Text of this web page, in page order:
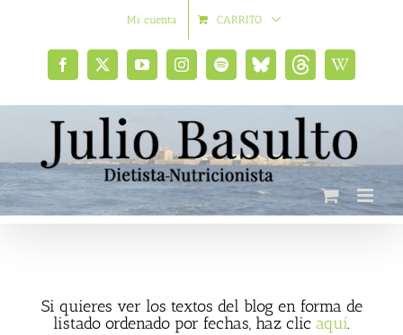
Mi cuenta CARRITO
Facebook
X YouTubeInstagramSpotifyBluesky
social
ThreadsWikipedia
Si quieres ver los textos del blog en forma de
listado ordenado por fechas, haz clic aquí.